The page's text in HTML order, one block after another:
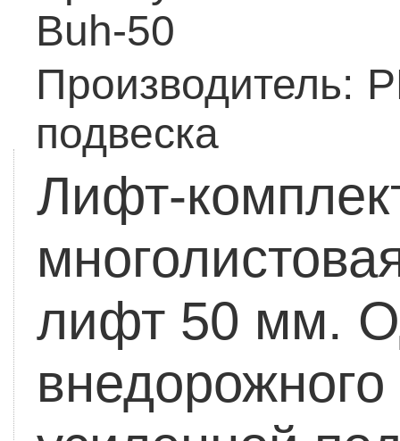
Buh-50
Производитель:
подвеска
Лифт-
лифт 50 мм.
внедорожного